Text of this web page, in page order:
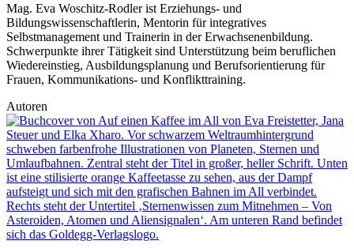
Mag. Eva Woschitz-Rodler ist Erziehungs- und
Bildungswissenschaftlerin, Mentorin für integratives
Selbstmanagement und Trainerin in der Erwachsenenbildung.
Schwerpunkte ihrer Tätigkeit sind Unterstützung beim beruflichen
Wiedereinstieg, Ausbildungsplanung und Berufsorientierung für
Frauen, Kommunikations- und Konflikttraining.
Autoren